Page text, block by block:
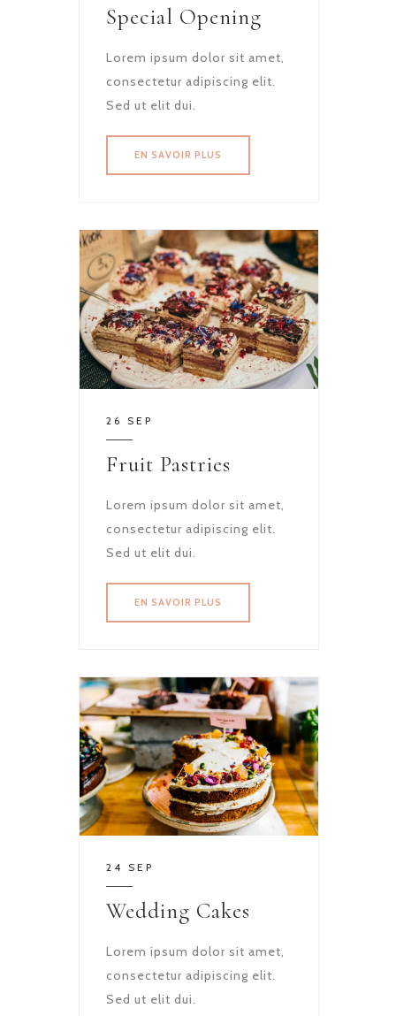
Special Opening
Lorem ipsum dolor sit amet,
consectetur adipiscing elit.
Sed ut elit dui.
EN SAVOIR PLUS
26 SEP
Fruit Pastries
Lorem ipsum dolor sit amet,
consectetur adipiscing elit.
Sed ut elit dui.
EN SAVOIR PLUS
24 SEP
Wedding Cakes
Lorem ipsum dolor sit amet,
consectetur adipiscing elit.
Sed ut elit dui.